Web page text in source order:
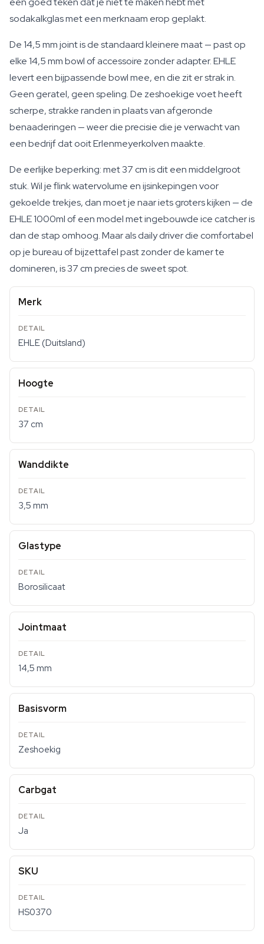
sodakalkglas met een merknaam erop geplakt.
De 14,5 mm joint is de standaard kleinere maat — past op
elke 14,5 mm bowl of accessoire zonder adapter. EHLE
levert een bijpassende bowl mee, en die zit er strak in.
Geen geratel, geen speling. De zeshoekige voet heeft
scherpe, strakke randen in plaats van afgeronde
benaaderingen — weer die precisie die je verwacht van
een bedrijf dat ooit Erlenmeyerkolven maakte.
De eerlijke beperking: met 37 cm is dit een middelgroot
stuk. Wil je flink watervolume en ijsinkepingen voor
gekoelde trekjes, dan moet je naar iets groters kijken — de
EHLE 1000ml of een model met ingebouwde ice catcher is
dan de stap omhoog. Maar als daily driver die comfortabel
op je bureau of bijzettafel past zonder de kamer te
domineren, is 37 cm precies de sweet spot.
Merk
EHLE (Duitsland)
Hoogte
37 cm
Wanddikte
3,5 mm
Glastype
Borosilicaat
Jointmaat
14,5 mm
Basisvorm
Zeshoekig
Carbgat
Ja
SKU
HS0370